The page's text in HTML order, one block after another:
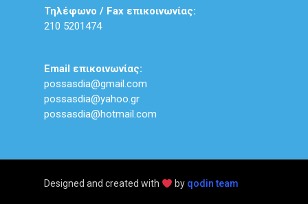
Τηλέφωνο / Fax επικοινωνίας:
210 5201474
Email επικοινωνίας:
possasdia@gmail.com
possasdia@yahoo.gr
possasdia@hotmail.com
Designed and created with by qodin team